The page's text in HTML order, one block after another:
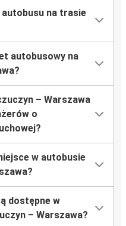
autobusu na trasie
autobusowy na
– Warszawa
o
w autobusie
dostępne w
– Warszawa?